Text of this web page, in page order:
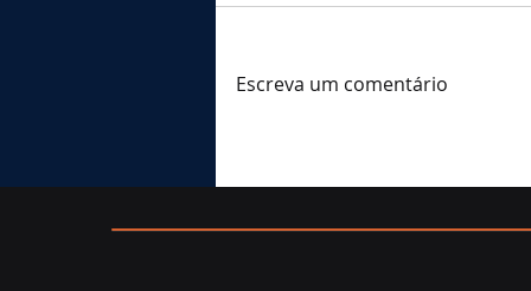
rito que separa decidir de
improvisar num incidente
Escreva um comentário